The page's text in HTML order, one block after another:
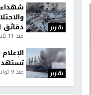
تقارير
دقائق
منذ 11 ثانية
تقارير منذ 9 ثواني